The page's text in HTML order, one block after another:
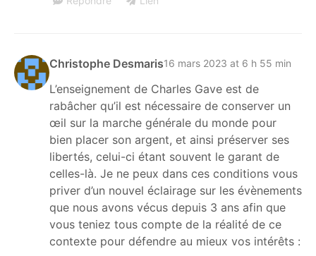
Christophe Desmaris16 mars 2023 at 6 h 55 min
L’enseignement de Charles Gave est de
rabâcher qu’il est nécessaire de conserver un
œil sur la marche générale du monde pour
bien placer son argent, et ainsi préserver ses
libertés, celui-ci étant souvent le garant de
celles-là. Je ne peux dans ces conditions vous
priver d’un nouvel éclairage sur les évènements
que nous avons vécus depuis 3 ans afin que
vous teniez tous compte de la réalité de ce
contexte pour défendre au mieux vos intérêts :